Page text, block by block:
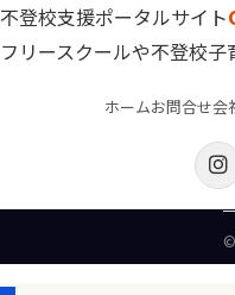
不登校支援ポータルサイト
フリースクールや不登校
ホームお問合せ会